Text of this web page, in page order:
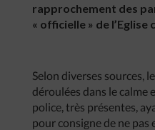
rapprochement des
« officielle » de l’Eglise
Selon diverses sources,
déroulées dans le calme
police, très présentes,
pour consigne de ne pas